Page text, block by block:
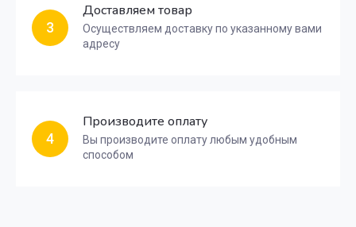
3
Доставляем товар
Осуществляем доставку по указанному вами
адресу
4
Производите оплату
Вы производите оплату любым удобным
способом